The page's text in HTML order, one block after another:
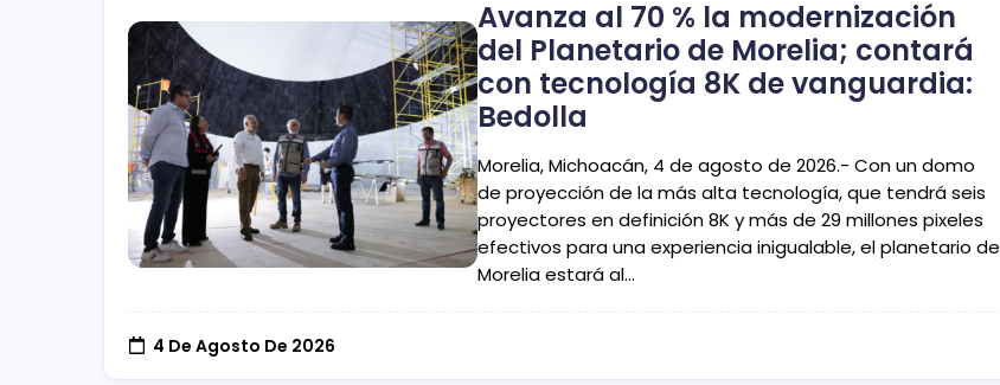
Avanza al 70 % la modernización
del Planetario de Morelia; contará
con tecnología 8K de vanguardia:
Bedolla
Morelia, Michoacán, 4 de agosto de 2026.- Con un domo
de proyección de la más alta tecnología, que tendrá seis
proyectores en definición 8K y más de 29 millones pixeles
efectivos para una experiencia inigualable, el planetario de
Morelia estará al…
4 De Agosto De 2026